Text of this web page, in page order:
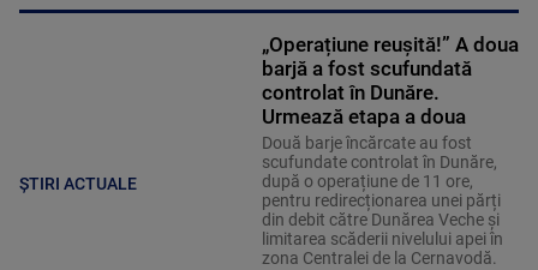
ȘTIRI ACTUALE
„Operațiune reușită!” A doua
barjă a fost scufundată
controlat în Dunăre.
Urmează etapa a doua
Două barje încărcate au fost
scufundate controlat în Dunăre,
după o operațiune de 11 ore,
pentru redirecționarea unei părți
din debit către Dunărea Veche și
limitarea scăderii nivelului apei în
zona Centralei de la Cernavodă.